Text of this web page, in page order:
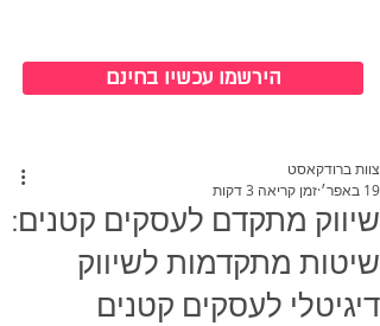
הירשמו עכשיו בחינם
שיווק מתקדם לעסקים קטנים:
שיטות מתקדמות לשיווק
דיגיטלי לעסקים קטנים
צוות ברודקאסט
19 באפר׳
זמן קריאה 3 דקות